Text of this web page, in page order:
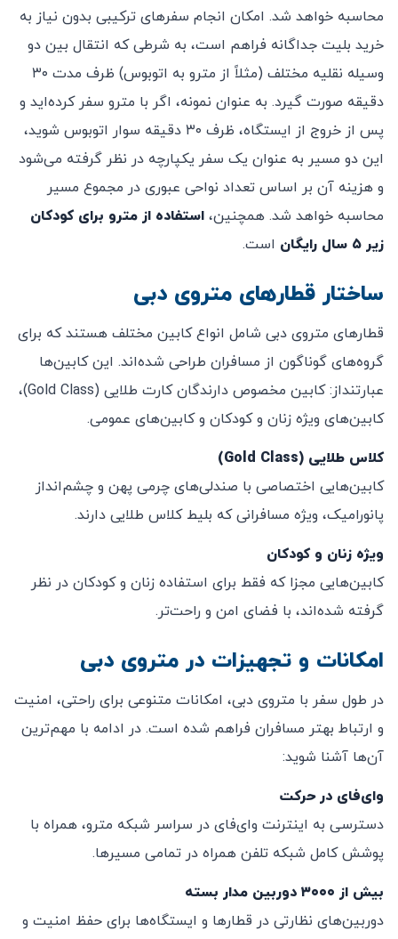
محاسبه خواهد شد. امکان انجام سفرهای ترکیبی بدون نیاز به
خرید بلیت جداگانه فراهم است، به شرطی که انتقال بین دو
وسیله نقلیه مختلف (مثلاً از مترو به اتوبوس) ظرف مدت ۳۰
دقیقه صورت گیرد. به عنوان نمونه، اگر با مترو سفر کرده‌اید و
پس از خروج از ایستگاه، ظرف ۳۰ دقیقه سوار اتوبوس شوید،
این دو مسیر به عنوان یک سفر یکپارچه در نظر گرفته می‌شود
و هزینه آن بر اساس تعداد نواحی عبوری در مجموع مسیر
محاسبه خواهد شد. همچنین، استفاده از مترو برای کودکان
زیر ۵ سال رایگان
است.
ساختار قطارهای متروی دبی
قطارهای متروی دبی شامل انواع کابین‌ مختلف هستند که برای
گروه‌های گوناگون از مسافران طراحی شده‌اند. این کابین‌ها
عبارتنداز: کابین مخصوص دارندگان کارت طلایی (Gold Class)،
کابین‌های ویژه زنان و کودکان و کابین‌های عمومی.
کلاس طلایی (Gold Class)
کابین‌هایی اختصاصی با صندلی‌های چرمی پهن و چشم‌انداز
پانورامیک، ویژه مسافرانی که بلیط کلاس طلایی دارند.
ویژه زنان و کودکان
کابین‌هایی مجزا که فقط برای استفاده زنان و کودکان در نظر
گرفته شده‌اند، با فضای امن و راحت‌تر.
امکانات و تجهیزات در متروی دبی
در طول سفر با متروی دبی، امکانات متنوعی برای راحتی، امنیت
و ارتباط بهتر مسافران فراهم شده است. در ادامه با مهم‌ترین
آن‌ها آشنا شوید:
وای‌فای در حرکت
دسترسی به اینترنت وای‌فای در سراسر شبکه مترو، همراه با
پوشش کامل شبکه تلفن همراه در تمامی مسیرها.
بیش از ۳۰۰۰ دوربین مدار بسته
دوربین‌های نظارتی در قطارها و ایستگاه‌ها برای حفظ امنیت و